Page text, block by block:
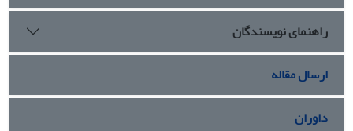
راهنمای نویسندگان
ارسال مقاله
داوران